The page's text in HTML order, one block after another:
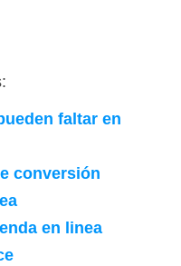
faltar en
conversión
en linea